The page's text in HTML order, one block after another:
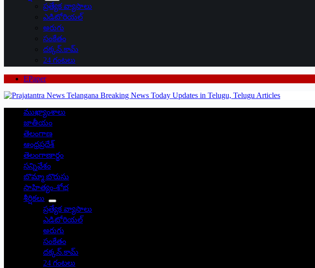
ప్రత్యేక వ్యాసాలు
ఎడిటోరియల్
అరుగు
సంకేతం
దక్కన్.కామ్
24 గంటలు
EPaper
ముఖ్యాంశాలు
జాతీయం
తెలంగాణ
ఆంధ్రప్రదేశ్
తెలంగాణార్థం
సన్నివేశం
బొమ్మా బొరుసు
సాహిత్యం-శోభ
శీర్షికలు
ప్రత్యేక వ్యాసాలు
ఎడిటోరియల్
అరుగు
సంకేతం
దక్కన్.కామ్
24 గంటలు